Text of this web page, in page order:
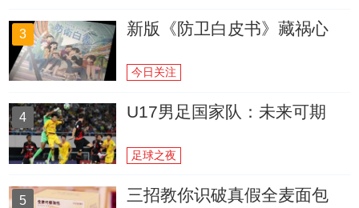
3 新版《防卫白皮书》藏祸心
今日关注
4 U17男足国家队：未来可期
足球之夜
5 三招教你识破真假全麦面包